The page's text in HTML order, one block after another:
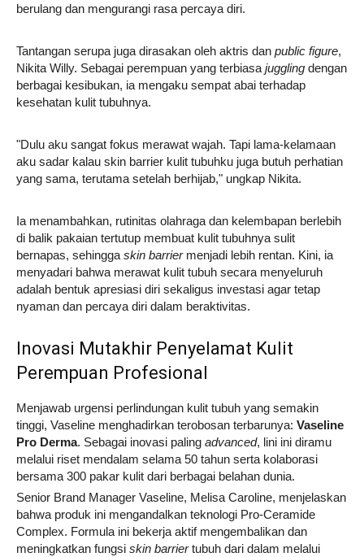
berulang dan mengurangi rasa percaya diri.
Tantangan serupa juga dirasakan oleh aktris dan public figure,
Nikita Willy. Sebagai perempuan yang terbiasa juggling dengan
berbagai kesibukan, ia mengaku sempat abai terhadap
kesehatan kulit tubuhnya.
"Dulu aku sangat fokus merawat wajah. Tapi lama-kelamaan
aku sadar kalau skin barrier kulit tubuhku juga butuh perhatian
yang sama, terutama setelah berhijab," ungkap Nikita.
Ia menambahkan, rutinitas olahraga dan kelembapan berlebih
di balik pakaian tertutup membuat kulit tubuhnya sulit
bernapas, sehingga skin barriermenjadi lebih rentan. Kini, ia
menyadari bahwa merawat kulit tubuh secara menyeluruh
adalah bentuk apresiasi diri sekaligus investasi agar tetap
nyaman dan percaya diri dalam beraktivitas.
Inovasi Mutakhir Penyelamat Kulit
Perempuan Profesional
Menjawab urgensi perlindungan kulit tubuh yang semakin
tinggi, Vaseline menghadirkan terobosan terbarunya: Vaseline
Pro Derma. Sebagai inovasi paling advanced, lini ini diramu
melalui riset mendalam selama 50 tahun serta kolaborasi
bersama 300 pakar kulit dari berbagai belahan dunia.
Senior Brand Manager Vaseline, Melisa Caroline, menjelaskan
bahwa produk ini mengandalkan teknologi Pro-Ceramide
Complex. Formula ini bekerja aktif mengembalikan dan
meningkatkan fungsi skin barriertubuh dari dalam melalui